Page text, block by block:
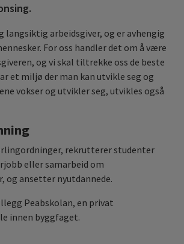
langsiktig arbeidsgiver, og er avhengig
For oss handler det om å være
og vi skal tiltrekke oss de beste
et miljø der man kan utvikle seg og
vokser og utvikler seg, utvikles også
rekrutterer studenter
eller samarbeid om
og ansetter nyutdannede.
Peabskolan, en privat
innen byggfaget.